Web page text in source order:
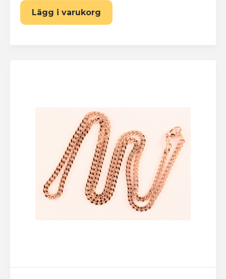
Lägg i varukorg